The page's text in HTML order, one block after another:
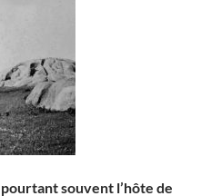
souvent l’hôte de